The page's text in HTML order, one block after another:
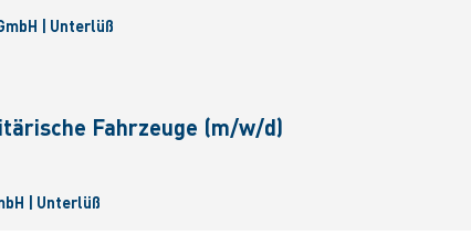
| Unterlüß
Fahrzeuge (m/w/d)
| Unterlüß